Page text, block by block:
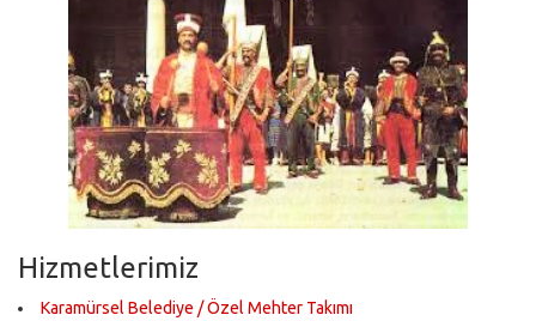
Hizmetlerimiz
Karamürsel Belediye / Özel Mehter Takımı